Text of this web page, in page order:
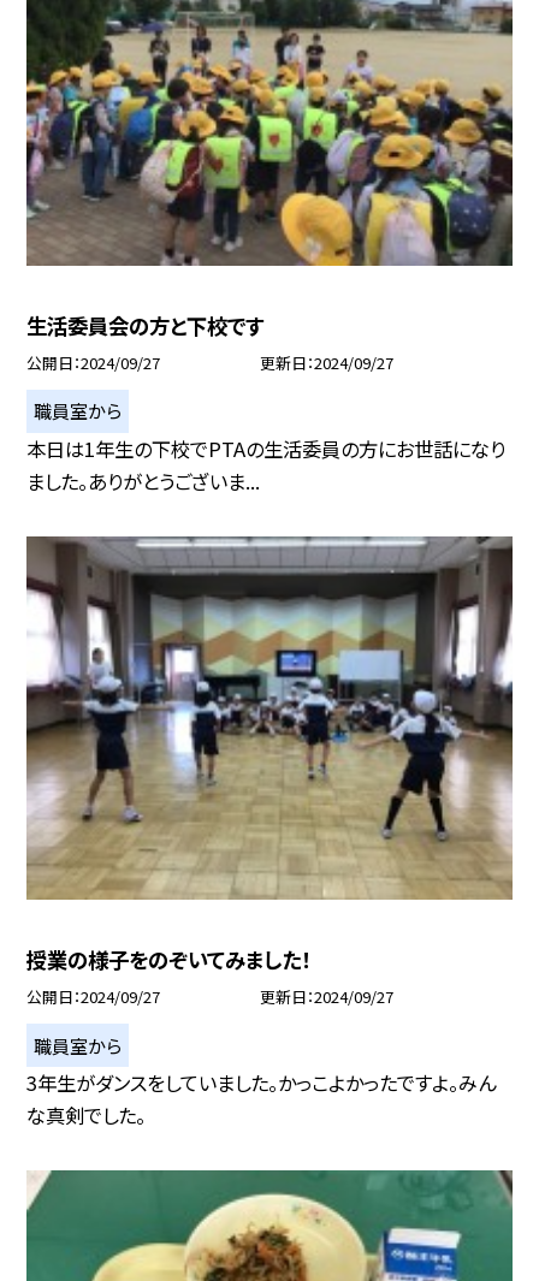
生活委員会の方と下校です
公開日 2024/09/27 更新日 2024/09/27
職員室から
本日は1年生の下校でPTAの生活委員の方にお世話になり
ました。ありがとうございま...
授業の様子をのぞいてみました！
公開日 2024/09/27 更新日 2024/09/27
職員室から
3年生がダンスをしていました。かっこよかったですよ。みん
な真剣でした。